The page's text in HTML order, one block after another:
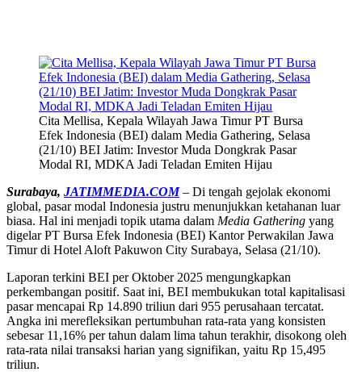
Cita Mellisa, Kepala Wilayah Jawa Timur PT Bursa
Efek Indonesia (BEI) dalam Media Gathering, Selasa
(21/10) BEI Jatim: Investor Muda Dongkrak Pasar
Modal RI, MDKA Jadi Teladan Emiten Hijau
Surabaya, JATIMMEDIA.COM– Di tengah gejolak ekonomi
global, pasar modal Indonesia justru menunjukkan ketahanan luar
biasa. Hal ini menjadi topik utama dalam Media Gathering yang
digelar PT Bursa Efek Indonesia (BEI) Kantor Perwakilan Jawa
Timur di Hotel Aloft Pakuwon City Surabaya, Selasa (21/10).
Laporan terkini BEI per Oktober 2025 mengungkapkan
perkembangan positif. Saat ini, BEI membukukan total kapitalisasi
pasar mencapai Rp 14.890 triliun dari 955 perusahaan tercatat.
Angka ini merefleksikan pertumbuhan rata-rata yang konsisten
sebesar 11,16% per tahun dalam lima tahun terakhir, disokong oleh
rata-rata nilai transaksi harian yang signifikan, yaitu Rp 15,495
triliun.